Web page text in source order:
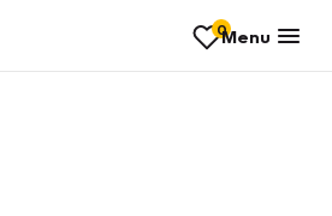
0Menu